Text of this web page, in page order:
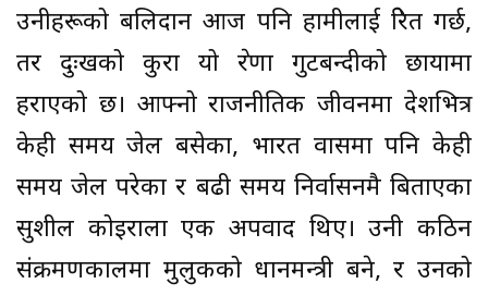
उनीहरूको बलिदान आज पनि हामीलाई प्रेरित गर्छ,
तर दुःखको कुरा यो प्रेरणा गुटबन्दीको छायामा
हराएको छ। आफ्नो राजनीतिक जीवनमा देशभित्र
केही समय जेल बसेका, भारत प्रवासमा पनि केही
समय जेल परेका र बढी समय निर्वासनमै बिताएका
सुशील कोइराला एक अपवाद थिए। उनी कठिन
संक्रमणकालमा मुलुकको प्रधानमन्त्री बने, र उनको